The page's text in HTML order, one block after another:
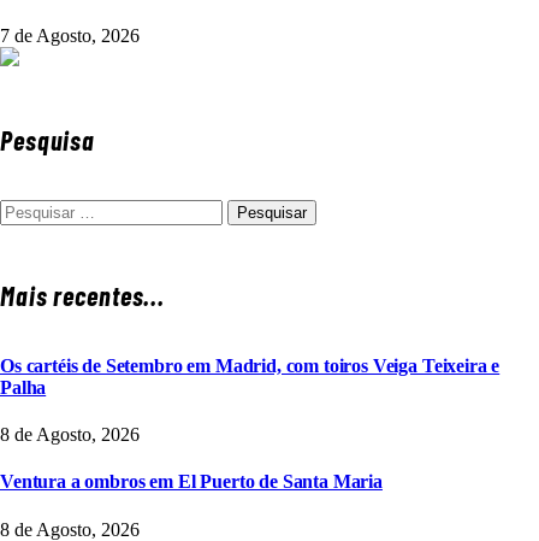
7 de Agosto, 2026
Pesquisa
Pesquisar
por:
Mais recentes...
Os cartéis de Setembro em Madrid, com toiros Veiga Teixeira e
Palha
8 de Agosto, 2026
Ventura a ombros em El Puerto de Santa Maria
8 de Agosto, 2026